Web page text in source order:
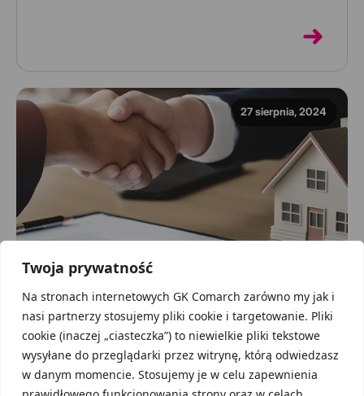
Twoja prywatność
Na stronach internetowych GK Comarch zarówno my jak i
nasi partnerzy stosujemy pliki cookie i targetowanie. Pliki
cookie (inaczej „ciasteczka”) to niewielkie pliki tekstowe
wysyłane do przeglądarki przez witrynę, którą odwiedzasz
w danym momencie. Stosujemy je w celu zapewnienia
27 sierpnia, 2024
PIERWSZA FIRMA
Najem – wszystko co powinieneś o nim
wiedzieć
W dzisiejszym artykule zajmiemy się kwestią najmu.
Dowiesz się z niego w jaki sposób opodatkować